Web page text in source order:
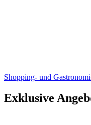
Shopping- und
Exklusive